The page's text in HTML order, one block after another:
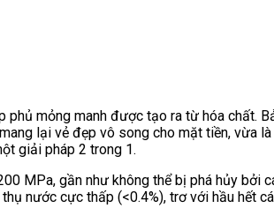
phủ mỏng manh được tạo ra từ hóa chất.
lại vẻ đẹp vô song cho mặt tiền, vừa
giải pháp 2 trong 1.
MPa, gần như không thể bị phá hủy bởi
nước cực thấp (<0.4%), trơ với hầu hết